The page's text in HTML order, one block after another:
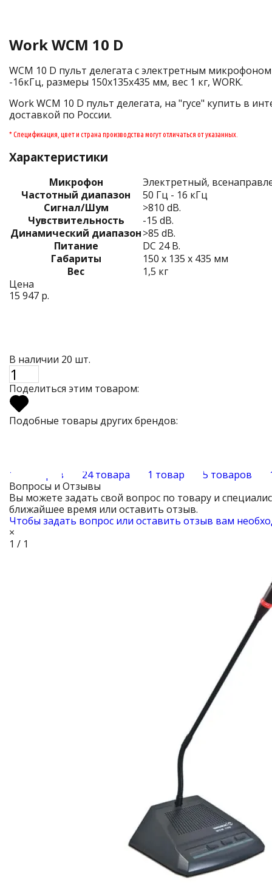
Work WCM 10 D
WCM 10 D пульт делегата с электретным
-16кГц, размеры 150х135х435 мм, вес 1 кг, WORK.
Work WCM 10 D пульт делегата, на "гусе" купить в
доставкой по России.
* Спецификация, цвет и страна производства могут отличаться от указанных.
Характеристики
Микрофон
Электретный,
Частотный диапазон
50 Гц - 16 кГц
Сигнал/Шум
>810 dB.
Чувствительность
-15 dB.
Динамический диапазон>85 dB.
Питание
DC 24 В.
Габариты
150 x 135 x 435 мм
Вес
1,5 кг
Цена
15 947 р.
В наличии 20 шт.
Поделиться этим товаром:
Подобные товары других брендов:
19 товаров 24 товара 1 товар 5 товаров
Вопросы и Отзывы
Вы можете задать свой вопрос по товару и
ближайшее время или оставить отзыв.
Чтобы задать вопрос или оставить отзыв вам
×
1 / 1